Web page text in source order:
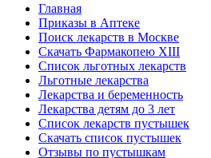
Главная
Приказы в Аптеке
Поиск лекарств в Москве
Скачать Фармакопею XIII
Список льготных лекарств
Льготные лекарства
Лекарства и беременность
Лекарства детям до 3 лет
Список лекарств пустышек
Скачать список пустышек
Отзывы по пустышкам